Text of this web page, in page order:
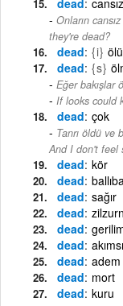
Onların
they're dead?
dead {i}
dead {s}
Eğer bakışlar
- If looks could
dead çok
Tanrı öldü ve
And I don't feel
dead kör
dead
dead sağır
dead
dead
dead
dead adem
dead mort
dead kuru